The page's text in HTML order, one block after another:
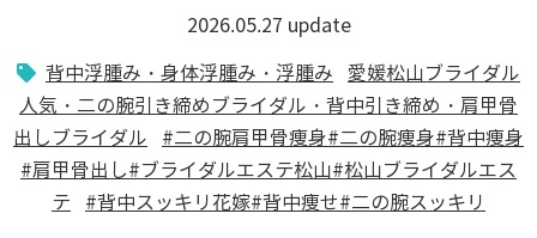
2026.05.27 update
背中浮腫み・身体浮腫み・浮腫み
愛媛松山ブライダル
人気・二の腕引き締めブライダル・背中引き締め・肩甲骨
出しブライダル
#二の腕肩甲骨痩身#二の腕痩身#背中痩身
#肩甲骨出し#ブライダルエステ松山#松山ブライダルエス
テ
#背中スッキリ花嫁#背中痩せ#二の腕スッキリ